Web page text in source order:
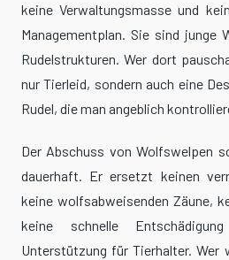
keine Verwaltungsmasse und
Managementplan. Sie sind junge
Rudelstrukturen. Wer dort
nur Tierleid, sondern auch eine
Rudel, die man angeblich
Der Abschuss von Wolfswelpen
dauerhaft. Er ersetzt keinen
keine wolfsabweisenden Zäune,
keine schnelle
Unterstützung für Tierhalter. Wer